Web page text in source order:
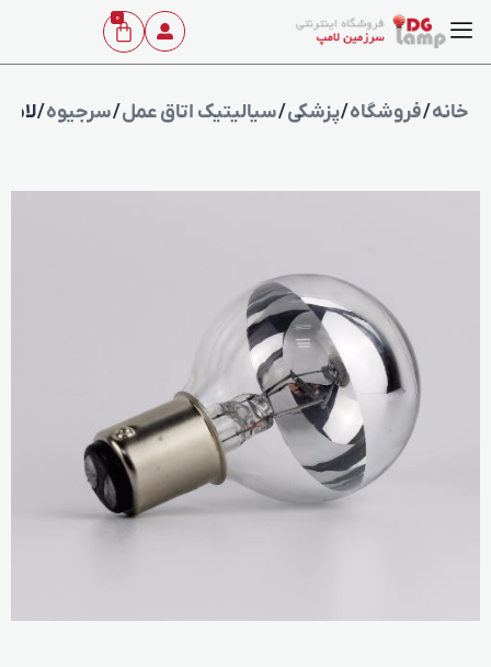
0
خانه/فروشگاه/پزشکی/سیالیتیک اتاق عمل/سرجیوه/ لامپ